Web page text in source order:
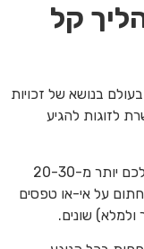
קל
בנושא של זכויות
לזוגות להגיע
ההליך של חתונה בפורטוגל לא אמור לקחת לכם יותר מ-20-30
על אי-או טפסים
שונים.